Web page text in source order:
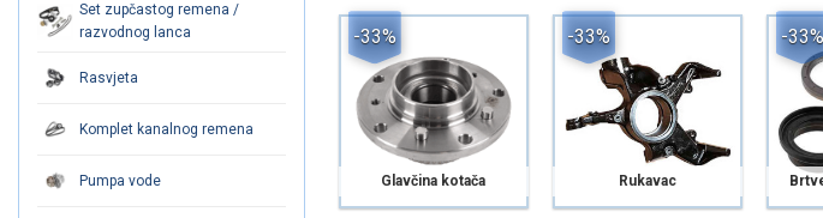
Set zupčastog remena /
razvodnog lanca
Rasvjeta
Komplet kanalnog remena
Pumpa vode Glavčina kotača
-33%
Rukavac
-33% -33%